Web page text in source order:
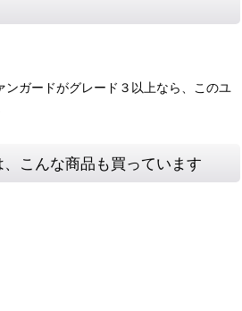
ンガードがグレード３以上なら、このユ
こんな商品も買っています